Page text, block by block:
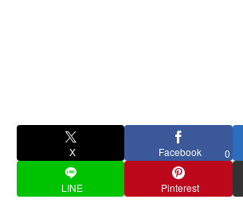
X Facebook 0
LINE Pinterest